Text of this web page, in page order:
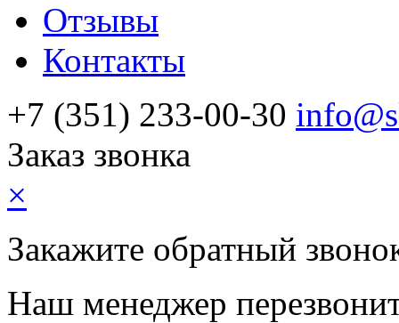
Отзывы
Контакты
+7 (351) 233-00-30
Заказ звонка
×
Закажите обратный
Наш менеджер